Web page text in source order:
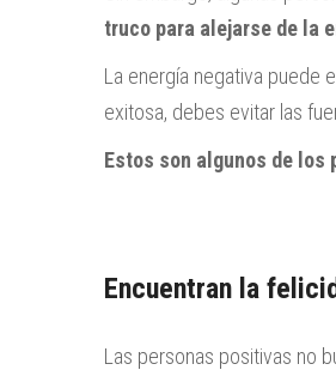
truco para alejarse de la
La energía negativa puede
exitosa, debes evitar las
Estos son algunos de
Encuentran la
Las personas positivas no